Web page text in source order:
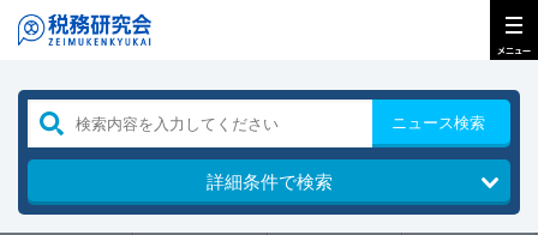
ニュース検索
詳細条件で検索